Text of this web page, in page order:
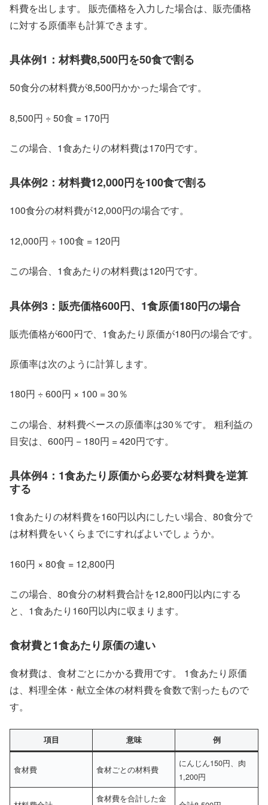
料費を出します。 販売価格を入力した場合は、販売価格
に対する原価率も計算できます。
具体例1：材料費8,500円を50食で割る
50食分の材料費が8,500円かかった場合です。
8,500円 ÷ 50食 = 170円
この場合、1食あたりの材料費は170円です。
具体例2：材料費12,000円を100食で割る
100食分の材料費が12,000円の場合です。
12,000円 ÷ 100食 = 120円
この場合、1食あたりの材料費は120円です。
具体例3：販売価格600円、1食原価180円の場合
販売価格が600円で、1食あたり原価が180円の場合です。
原価率は次のように計算します。
180円 ÷ 600円 × 100 = 30％
この場合、材料費ベースの原価率は30％です。 粗利益の
目安は、600円 − 180円 = 420円です。
具体例4：1食あたり原価から必要な材料費を逆算
する
1食あたりの材料費を160円以内にしたい場合、80食分で
は材料費をいくらまでにすればよいでしょうか。
160円 × 80食 = 12,800円
この場合、80食分の材料費合計を12,800円以内にする
と、1食あたり160円以内に収まります。
食材費と1食あたり原価の違い
食材費は、食材ごとにかかる費用です。 1食あたり原価
は、料理全体・献立全体の材料費を食数で割ったもので
す。
項目 意味 例
食材費 食材ごとの材料費
にんじん150円、肉
1,200円
食材費を合計した金